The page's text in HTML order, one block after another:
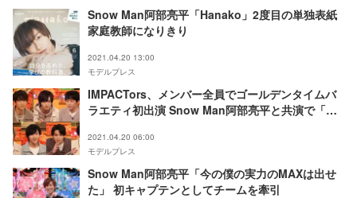
Snow Man阿部亮平「Hanako」2度目の単独表紙
家庭教師になりきり
2021.04.20 13:00
モデルプレス
IMPACTors、メンバー全員でゴールデンタイムバ
ラエティ初出演 Snow Man阿部亮平と共演で「助
2021.04.20 06:00
モデルプレス
Snow Man阿部亮平「今の僕の実力のMAXは出せ
た」 初キャプテンとしてチームを牽引